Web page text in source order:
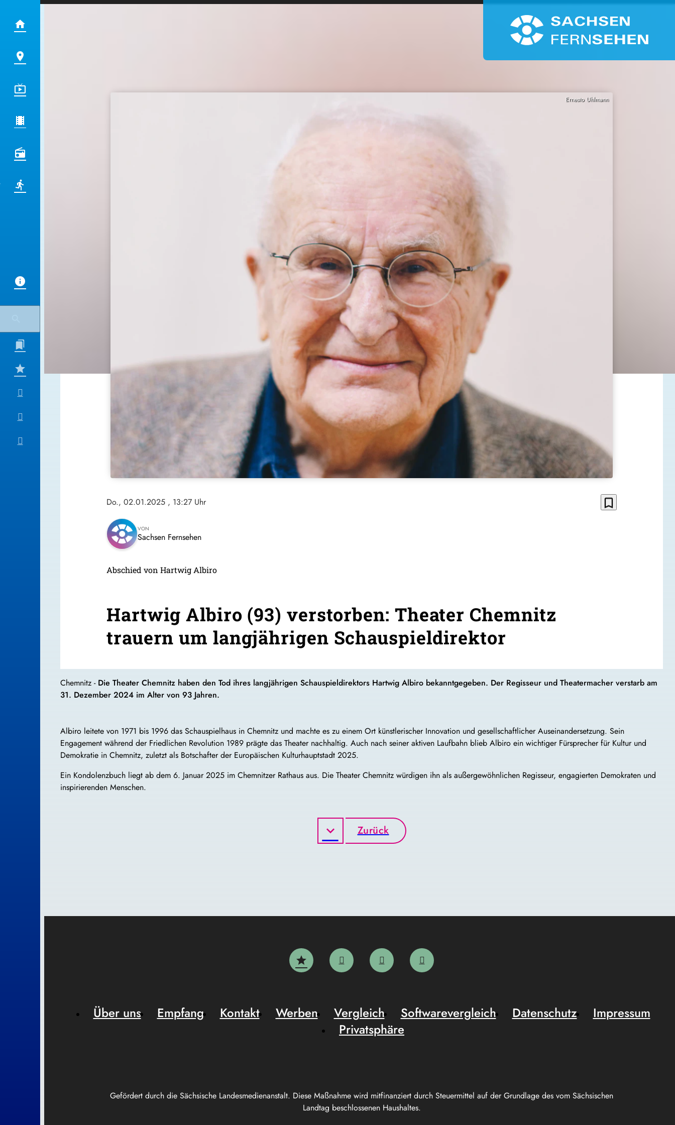
Ernesto Uhlmann
Do., 02.01.2025 , 13:27 Uhr bookmark_border
VON
Sachsen Fernsehen
Abschied von Hartwig Albiro
Hartwig Albiro (93) verstorben: Theater Chemnitz
trauern um langjährigen Schauspieldirektor
Chemnitz - Die Theater Chemnitz haben den Tod ihres langjährigen Schauspieldirektors Hartwig Albiro bekanntgegeben. Der Regisseur und Theatermacher verstarb am
31. Dezember 2024 im Alter von 93 Jahren.
Albiro leitete von 1971 bis 1996 das Schauspielhaus in Chemnitz und machte es zu einem Ort künstlerischer Innovation und gesellschaftlicher Auseinandersetzung. Sein
Engagement während der Friedlichen Revolution 1989 prägte das Theater nachhaltig. Auch nach seiner aktiven Laufbahn blieb Albiro ein wichtiger Fürsprecher für Kultur und
Demokratie in Chemnitz, zuletzt als Botschafter der Europäischen Kulturhauptstadt 2025.
Ein Kondolenzbuch liegt ab dem 6. Januar 2025 im Chemnitzer Rathaus aus. Die Theater Chemnitz würdigen ihn als außergewöhnlichen Regisseur, engagierten Demokraten und
inspirierenden Menschen.
Zurück
Gefördert durch die Sächsische Landesmedienanstalt. Diese Maßnahme wird mitfinanziert durch Steuermittel auf der Grundlage des vom Sächsischen
Landtag beschlossenen Haushaltes.
Über uns Empfang Kontakt Werben Vergleich Softwarevergleich Datenschutz
Impressum
Privatsphäre